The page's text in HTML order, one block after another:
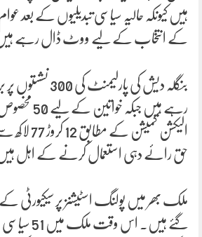
ہیں کیونکہ حالیہ سیاسی تبدیلیوں کے بعد
کے انتخاب کے لیے ووٹ ڈال رہے
بنگلہ دیش کی
رہے ہیں
الیکشن کمیشن
حق رائے دہی استعمال کرنے کے اہل
ملک بھر میں پولنگ اسٹیشنز پر سیکیورٹی
گئے ہیں۔ اس